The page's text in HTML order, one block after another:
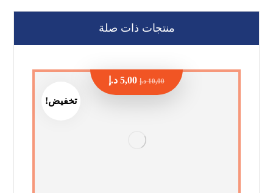
منتجات ذات صلة
تخفيض!
10,00 د.إ 5,00 د.إ